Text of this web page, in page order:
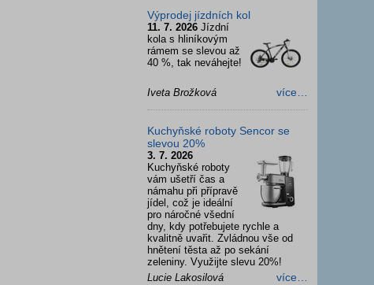
Výprodej jízdních kol
11. 7. 2026 Jízdní
kola s hliníkovým
rámem se slevou až
40 %, tak neváhejte!
Iveta Brožková více…
Kuchyňské roboty Sencor se
slevou 20%
3. 7. 2026
Kuchyňské roboty
vám ušetří čas a
námahu při přípravě
jídel, což je ideální
pro náročné všední
dny, kdy potřebujete rychle a
kvalitně uvařit. Zvládnou vše od
hnětení těsta až po sekání
zeleniny. Využijte slevu 20%!
Lucie Lakosilová
více…